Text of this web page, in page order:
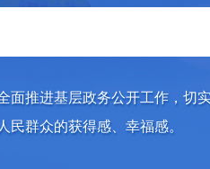
推进基层政务公开工作，切
群众的获得感、幸福感。